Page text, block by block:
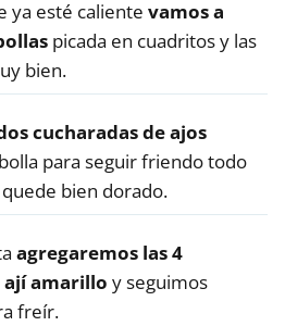
ya esté caliente vamos a
picada en cuadritos y las
bien.
cucharadas de ajos
para seguir friendo todo
bien dorado.
agregaremos las 4
ají amarillo y seguimos
freír.